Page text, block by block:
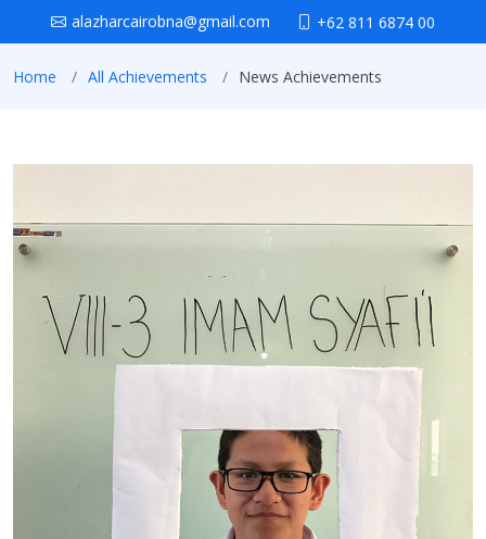
alazharcairobna@gmail.com +62 811 6874 00
Home All Achievements News Achievements